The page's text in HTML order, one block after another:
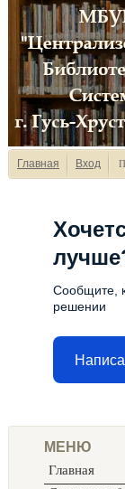
Главная Вход
Сообщите,
решении
МЕНЮ
Главная